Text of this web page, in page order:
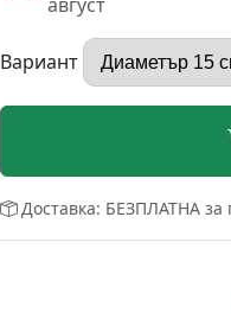
Вариант
Доставка: БЕЗПЛАТНА за